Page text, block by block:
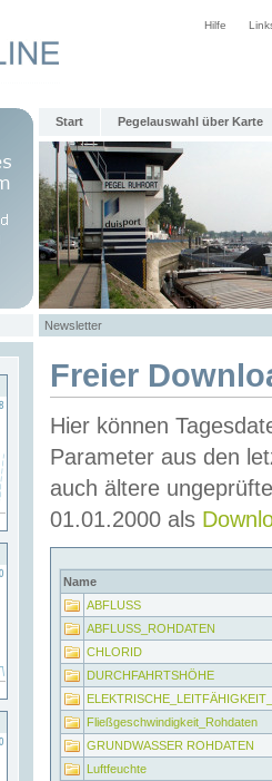
Hilfe
Start Pegelauswahl über Karte
Newsletter
Freier
Hier können
Parameter aus den
auch ältere
01.01.2000 als
Name
ABFLUSS
ABFLUSS_ROHDATEN
CHLORID
DURCHFAHRTSHÖHE
Fließgeschwindigkeit_Rohdaten
GRUNDWASSER ROHDATEN
Luftfeuchte